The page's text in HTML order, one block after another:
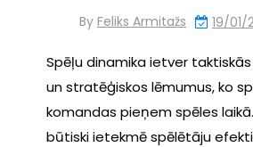
By Feliks Armitažs 19/01/
Spēļu dinamika ietver
un stratēģiskos lēmumus, ko
komandas pieņem spēles
būtiski ietekmē spēlētāju